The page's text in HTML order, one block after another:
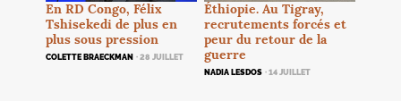
EnRD Congo, Félix
Tshisekedi de plus en
plus sous pression
COLETTE BRAECKMAN · 28 JUILLET
Éthiopie. Au Tigray,
recrutements forcés et
peur du retour de la
guerre
NADIA LESDOS · 14 JUILLET